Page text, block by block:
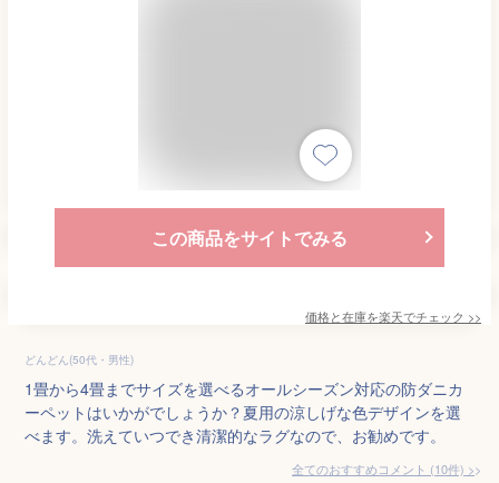
この商品をサイトでみる
価格と在庫を楽天でチェック >>
どんどん(50代・男性)
1畳から4畳までサイズを選べるオールシーズン対応の防ダニカ
ーペットはいかがでしょうか？夏用の涼しげな色デザインを選
べます。洗えていつでき清潔的なラグなので、お勧めです。
全てのおすすめコメント (10件) >